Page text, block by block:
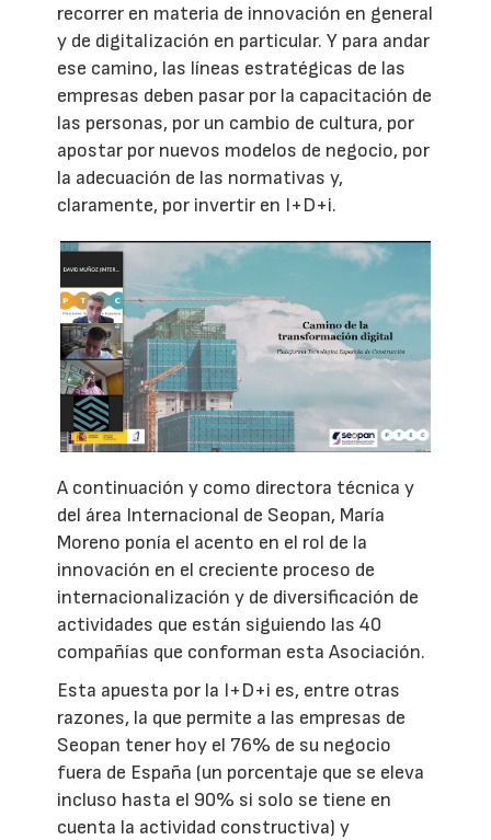
recorrer en materia de innovación en general
y de digitalización en particular. Y para andar
ese camino, las líneas estratégicas de las
empresas deben pasar por la capacitación de
las personas, por un cambio de cultura, por
apostar por nuevos modelos de negocio, por
la adecuación de las normativas y,
claramente, por invertir en I+D+i.
A continuación y como directora técnica y
del área Internacional de Seopan, María
Moreno ponía el acento en el rol de la
innovación en el creciente proceso de
internacionalización y de diversificación de
actividades que están siguiendo las 40
compañías que conforman esta Asociación.
Esta apuesta por la I+D+i es, entre otras
razones, la que permite a las empresas de
Seopan tener hoy el 76% de su negocio
fuera de España (un porcentaje que se eleva
incluso hasta el 90% si solo se tiene en
cuenta la actividad constructiva) y